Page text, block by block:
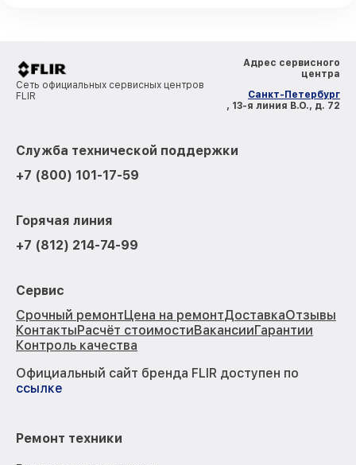
Сеть официальных сервисных центров
FLIR
Адрес сервисного
центра
Санкт-Петербург
, 13-я линия В.О., д. 72
Служба технической поддержки
+7 (800) 101-17-59
Горячая линия
+7 (812) 214-74-99
Сервис
Срочный ремонтЦена на ремонтДоставкаОтзывы
КонтактыРасчёт стоимостиВакансииГарантии
Контроль качества
Официальный сайт бренда FLIR доступен по
ссылке
Ремонт техники